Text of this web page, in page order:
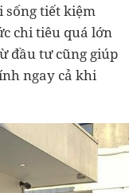
sống tiết kiệm
chi tiêu quá lớn
đầu tư cũng giúp
ngay cả khi